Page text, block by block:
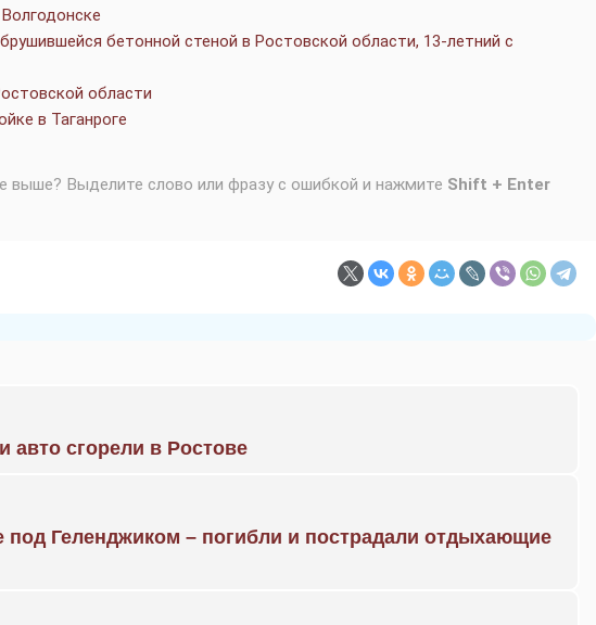
бетонной стеной в Ростовской области, 13-летний с
области
в Таганроге
выше? Выделите слово или фразу с ошибкой и нажмите Shift + Enter
авто сгорели в Ростове
под Геленджиком – погибли и пострадали отдыхающие